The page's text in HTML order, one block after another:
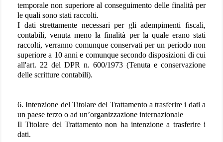
temporale non superiore al conseguimento delle finalità per
le quali sono stati raccolti.
I dati strettamente necessari per gli adempimenti fiscali,
contabili, venuta meno la finalità per la quale erano stati
raccolti, verranno comunque conservati per un periodo non
superiore a 10 anni e comunque secondo disposizioni di cui
all'art. 22 del DPR n. 600/1973 (Tenuta e conservazione
delle scritture contabili).
6. Intenzione del Titolare del Trattamento a trasferire i dati a
un paese terzo o ad un’organizzazione internazionale
Il Titolare del Trattamento non ha intenzione a trasferire i
dati.